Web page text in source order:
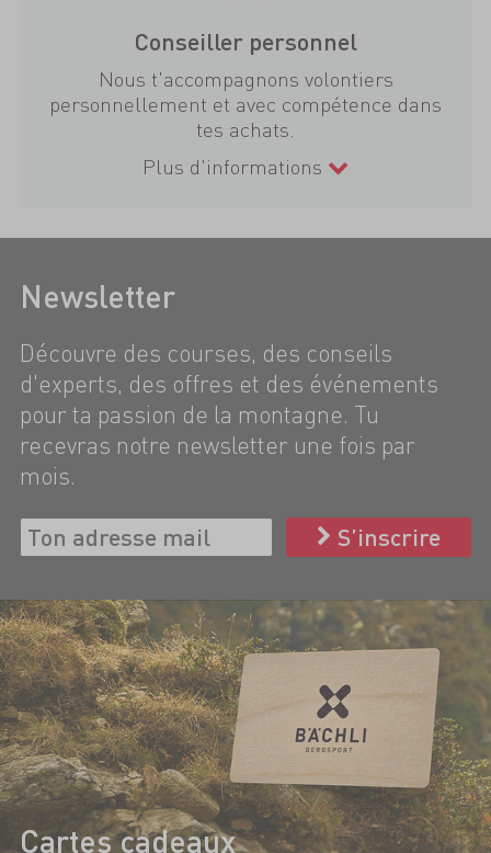
Conseiller personnel
Nous t'accompagnons volontiers
personnellement et avec compétence dans
tes achats.
Plus d'informations
Newsletter
Découvre des courses, des conseils
d'experts, des offres et des événements
pour ta passion de la montagne. Tu
recevras notre newsletter une fois par
mois.
S’inscrire
Cartes cadeaux